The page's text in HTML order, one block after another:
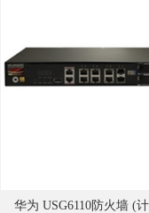
华为 USG6110防火墙 (